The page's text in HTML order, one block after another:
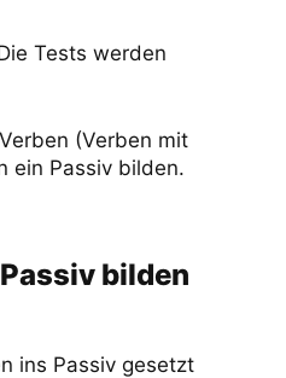
Tests werden
(Verben mit
ein Passiv bilden.
bilden
ins Passiv gesetzt